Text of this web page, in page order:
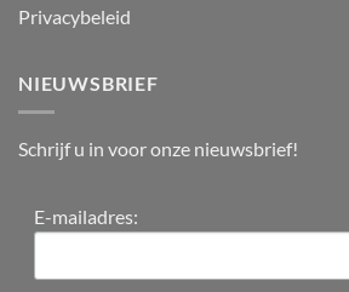
Privacybeleid
NIEUWSBRIEF
Schrijf u in voor onze nieuwsbrief!
E-mailadres: